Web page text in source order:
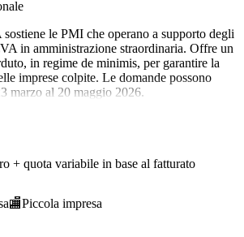
le PMI che operano a supporto degli
in amministrazione straordinaria. Offre un
in regime de minimis, per garantire la
imprese colpite. Le domande possono
marzo al 20 maggio 2026.
+ quota variabile in base al fatturato
🏬Piccola impresa